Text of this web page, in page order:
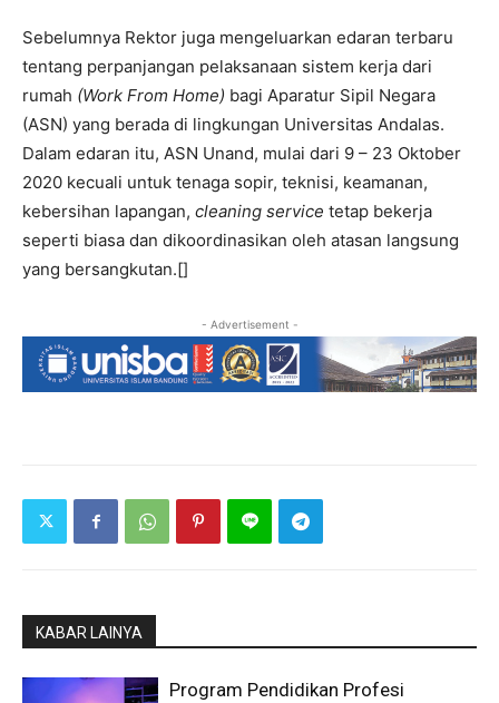
Sebelumnya Rektor juga mengeluarkan edaran terbaru
tentang perpanjangan pelaksanaan sistem kerja dari
rumah (Work From Home) bagi Aparatur Sipil Negara
(ASN) yang berada di lingkungan Universitas Andalas.
Dalam edaran itu, ASN Unand, mulai dari 9 – 23 Oktober
2020 kecuali untuk tenaga sopir, teknisi, keamanan,
kebersihan lapangan, cleaning service tetap bekerja
seperti biasa dan dikoordinasikan oleh atasan langsung
yang bersangkutan.[]
- Advertisement -
KABAR LAINYA
Program Pendidikan Profesi